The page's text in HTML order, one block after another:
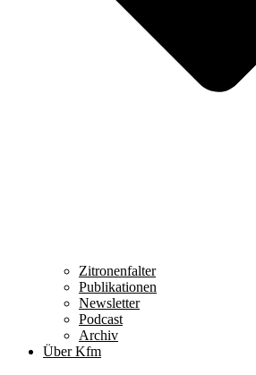
Zitronenfalter
Publikationen
Newsletter
Podcast
Archiv
Über Kfm